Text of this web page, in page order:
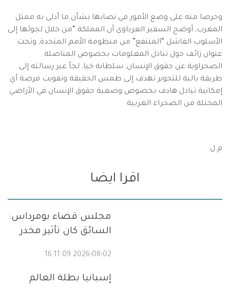
وحرصا منه على وضع الأمور في نصابها بشأن ما أدلى به ممثل
المغرب, أوضح السفير العرباوي أن المملكة “من خلال لجوئها إلى
الأسلوب الفاشل “المنتفع” من منظومة الأمم المتحدة, وتحت
عنوان زائف حول تبادل المعلومات بخصوص المناضلة
الصحراوية عن حقوق الإنسان, سلطانة خيا, لجأ عبر رسالته إلى
طريقة بالية للتحوير تهدف إلى طمس الحقيقة وتفويت فرصة أي
إمكانية تبادل هادف بخصوص وضعية حقوق الإنسان في الأراضي
المحتلة من الصحراء الغربية
م.ل
اقرا ايضا
مجلس قضاء بومرداس:
السائق كان تأثير مخدر
2026-08-02 16:11:09
إسبانيا بطلة العالم